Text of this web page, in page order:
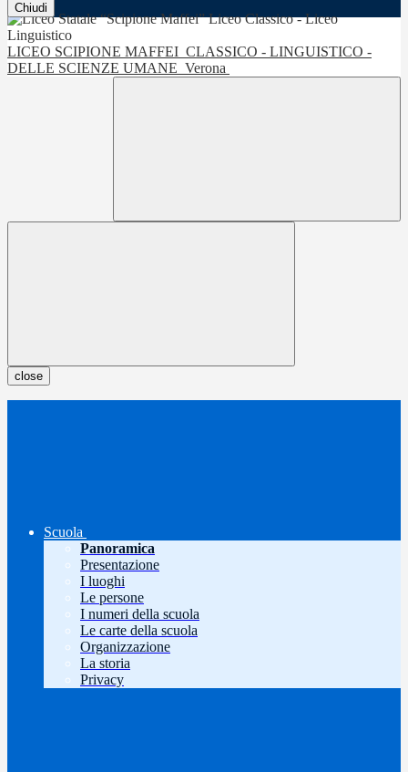
Chiudi
LICEO SCIPIONE MAFFEI CLASSICO - LINGUISTICO -
DELLE SCIENZE UMANE Verona
close
Scuola
Panoramica
Presentazione
I luoghi
Le persone
I numeri della scuola
Le carte della scuola
Organizzazione
La storia
Privacy